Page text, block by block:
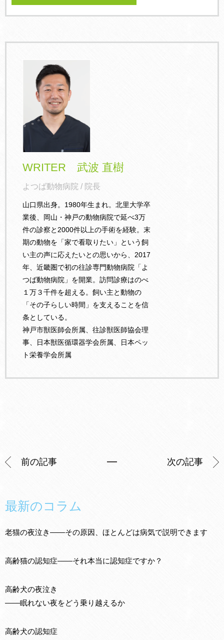
WRITER 武波 直樹
よつば動物病院 / 院長
山口県出身。1980年生まれ。北里大学卒
業後、岡山・神戸の動物病院で延べ3万
件の診察と2000件以上の手術を経験。末
期の動物を「家で看取りたい」という飼
い主の声に応えたいとの思いから、2017
年、近畿圏で初の往診専門動物病院「よ
つば動物病院」を開業。訪問診療はのべ
１万３千件を超える。飼い主と動物の
「その子らしい時間」を支えることを信
条としている。
神戸市獣医師会所属、往診獣医師協会理
事、日本獣医循環器学会所属、日本ペッ
ト栄養学会所属
前の記事 次の記事
最新のコラム
老猫の夜泣き——その原因、ほとんどは病気で説明できます
高齢猫の認知症——それ本当に認知症ですか？
高齢犬の夜泣き
——眠れない夜をどう乗り越えるか
高齢犬の認知症